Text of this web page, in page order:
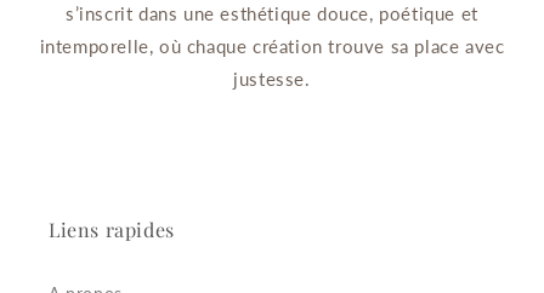
s’inscrit dans une esthétique douce, poétique et
intemporelle, où chaque création trouve sa place avec
justesse.
Liens rapides